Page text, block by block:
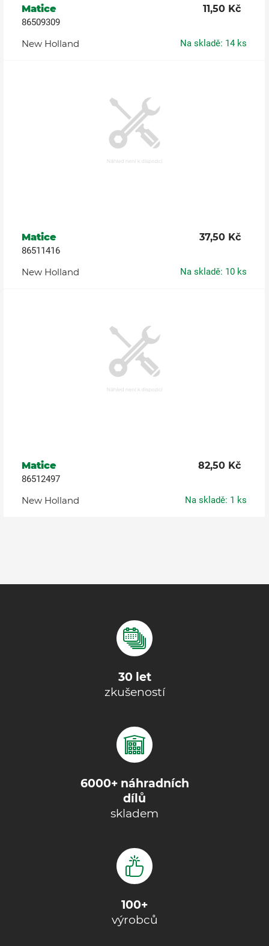
Matice 11,50 Kč
86509309
New Holland Na skladě: 14 ks
Matice 37,50 Kč
86511416
New Holland Na skladě: 10 ks
Matice 82,50 Kč
86512497
New Holland Na skladě: 1 ks
30 let
zkušeností
6000+ náhradních
dílů
skladem
100+
výrobců